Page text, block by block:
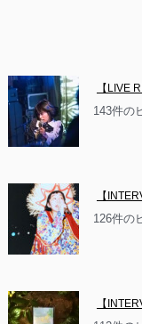
【LIVE
143件の
【
126件の
【